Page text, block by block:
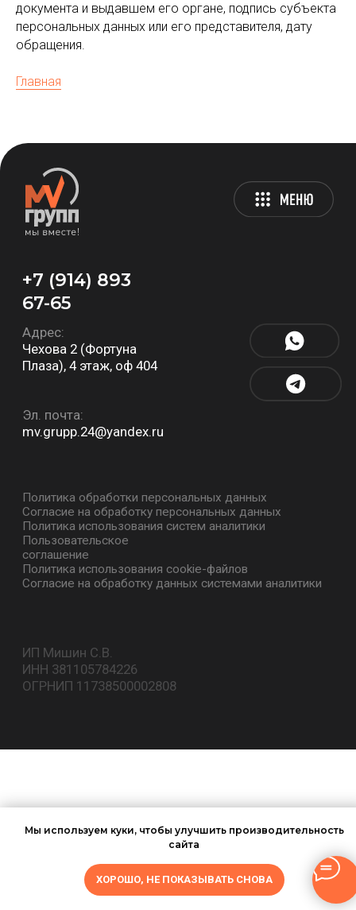
документа и выдавшем его органе, подпись субъекта
персональных данных или его представителя, дату
обращения.
Главная
Мы используем куки, чтобы улучшить производительность
сайта
ХОРОШО, НЕ ПОКАЗЫВАТЬ СНОВА